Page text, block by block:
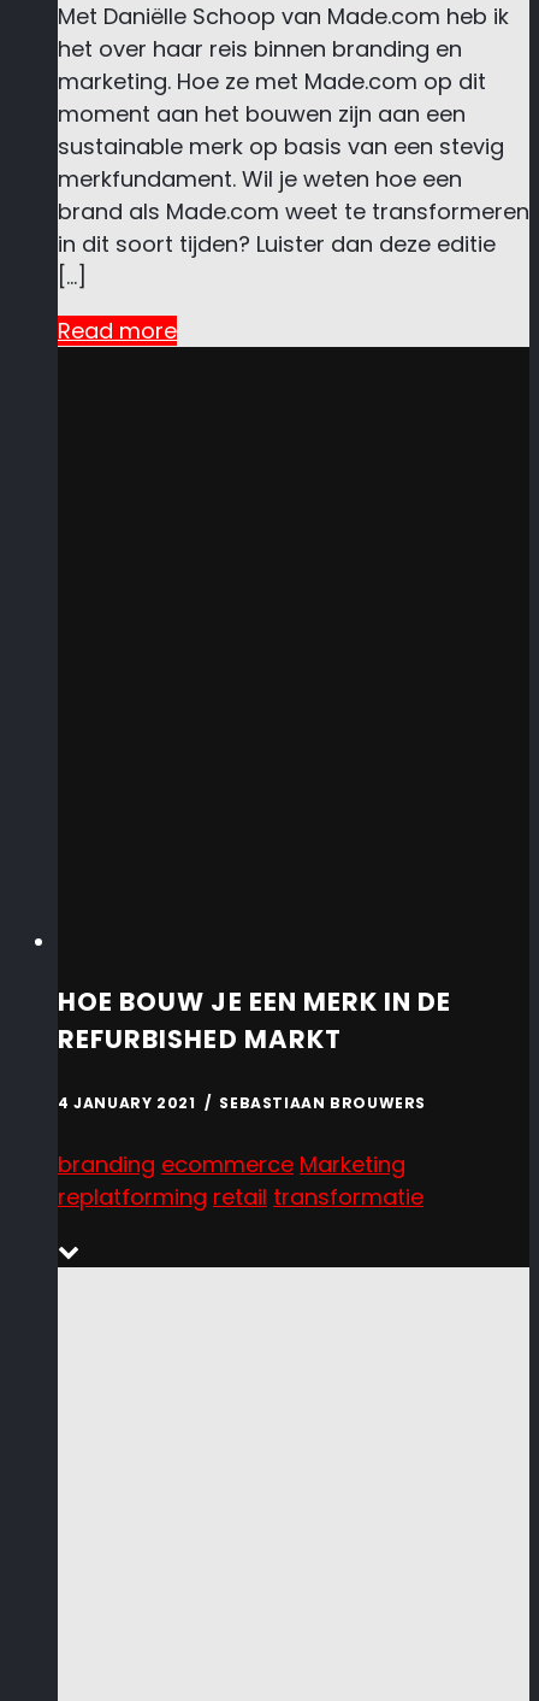
Met Daniëlle Schoop van Made.com heb ik
het over haar reis binnen branding en
marketing. Hoe ze met Made.com op dit
moment aan het bouwen zijn aan een
sustainable merk op basis van een stevig
merkfundament. Wil je weten hoe een
brand als Made.com weet te transformeren
in dit soort tijden? Luister dan deze editie
[…]
Read more
HOE BOUW JE EEN MERK IN DE
REFURBISHED MARKT
4 JANUARY 2021 / SEBASTIAAN BROUWERS
branding ecommerce Marketing
replatforming retail transformatie